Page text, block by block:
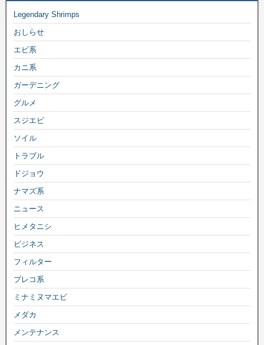
Legendary Shrimps
おしらせ
エビ系
カニ系
ガーデニング
グルメ
スジエビ
ソイル
トラブル
ドジョウ
ナマズ系
ニュース
ヒメタニシ
ビジネス
フィルター
プレコ系
ミナミヌマエビ
メダカ
メンテナンス